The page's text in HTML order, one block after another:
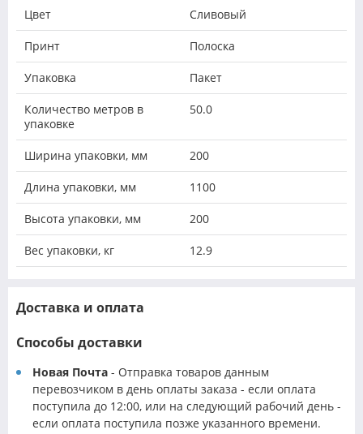
Цвет Сливовый
Принт Полоска
Упаковка Пакет
Количество метров в
упаковке
50.0
Ширина упаковки, мм 200
Длина упаковки, мм 1100
Высота упаковки, мм 200
Вес упаковки, кг 12.9
Доставка и оплата
Способы доставки
Новая Почта - Отправка товаров данным
перевозчиком в день оплаты заказа - если оплата
поступила до 12:00, или на следующий рабочий день -
если оплата поступила позже указанного времени.